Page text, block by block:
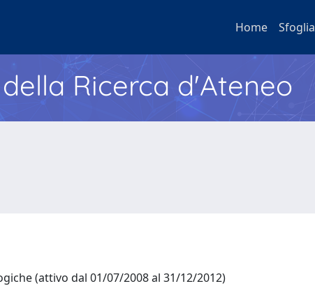
Home Sfoglia
Ricerca d'Ateneo
(attivo dal 01/07/2008 al 31/12/2012)